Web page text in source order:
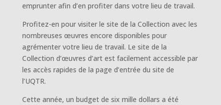
emprunter afin d’en profiter dans votre lieu de travail.
Profitez-en pour visiter le site de la Collection avec les
nombreuses œuvres encore disponibles pour
agrémenter votre lieu de travail. Le site de la
Collection d’œuvres d’art est facilement accessible par
les accès rapides de la page d’entrée du site de
l’UQTR.
Cette année, un budget de six mille dollars a été